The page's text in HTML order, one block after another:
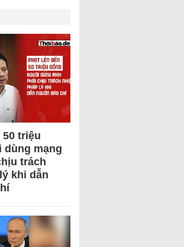
50 triệu
mạng
trách
khi dẫn